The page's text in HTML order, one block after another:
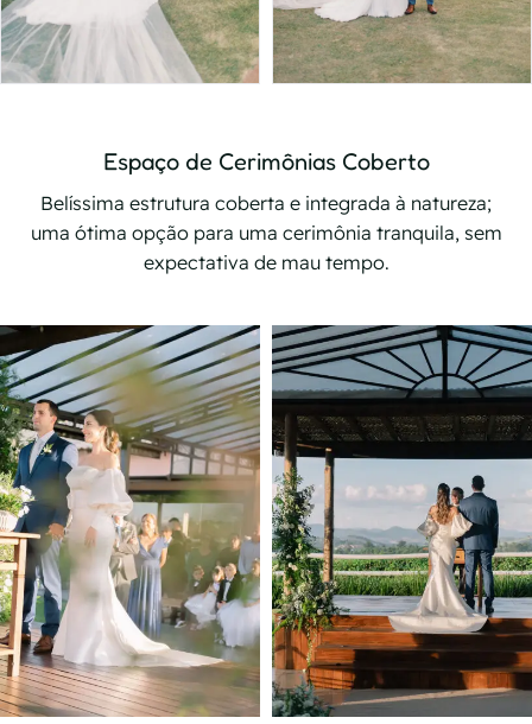
Espaço de Cerimônias Coberto
Belíssima estrutura coberta e integrada à natureza;
uma ótima opção para uma cerimônia tranquila, sem
expectativa de mau tempo.